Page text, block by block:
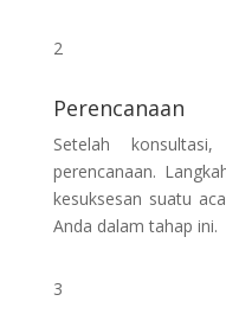
2
Perencanaan
Setelah
perencanaan.
kesuksesan suatu
Anda dalam tahap ini.
3